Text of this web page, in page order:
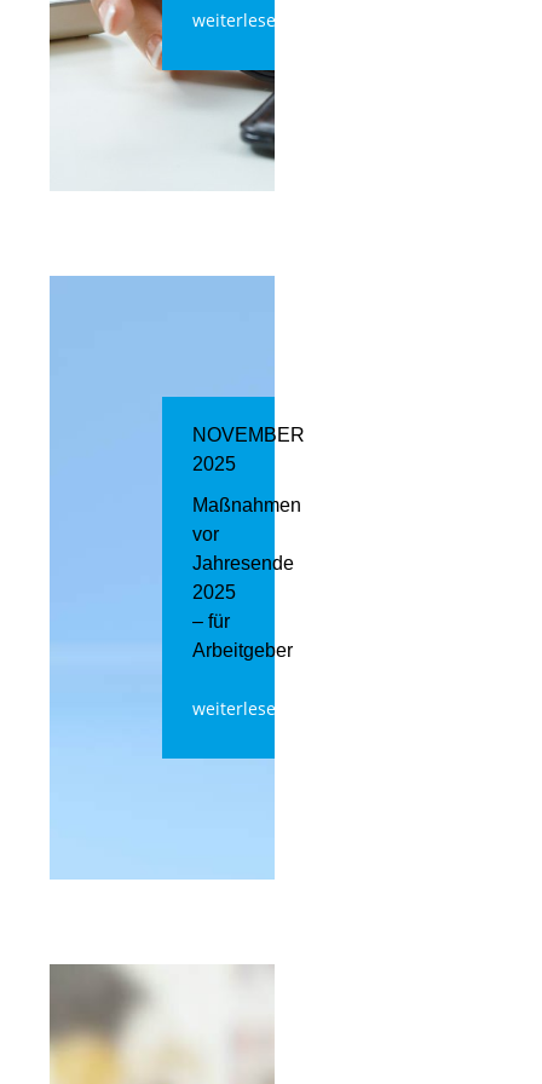
weiterlesen
NOVEMBER
2025
Maßnahmen
vor
Jahresende
2025
– für
Arbeitgeber
weiterlesen